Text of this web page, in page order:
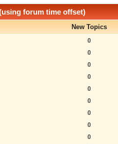
forum time offset)
New Topics
0
0
0
0
0
0
0
0
0